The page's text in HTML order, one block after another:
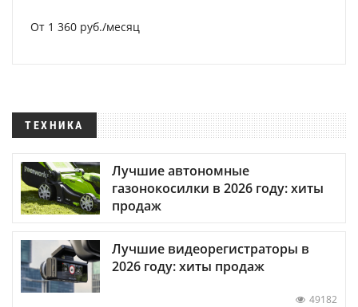
От 1 360 руб./месяц
ТЕХНИКА
Лучшие автономные
газонокосилки в 2026 году: хиты
продаж
Лучшие видеорегистраторы в
2026 году: хиты продаж
49182